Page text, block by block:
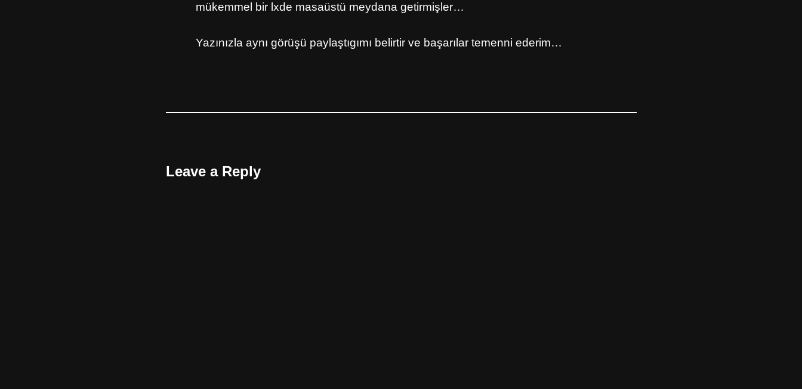
mükemmel bir lxde masaüstü meydana getirmişler…
Yazınızla aynı görüşü paylaştıgımı belirtir ve başarılar temenni ederim…
Leave a Reply